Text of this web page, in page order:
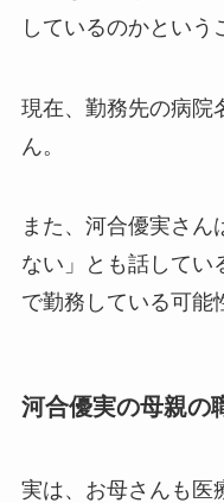
しているのかという
現在、勤務先の病院
ん。
また、河合優実さん
ない」とも話してい
で勤務している可能
河合優実の母親の
実は、お母さんも医